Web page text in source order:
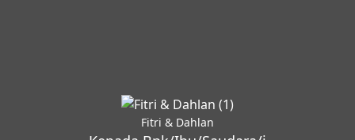
Fitri & Dahlan